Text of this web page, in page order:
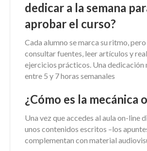
dedicar a la semana
aprobar el curso?
Cada alumno se marca su ritmo,
consultar fuentes, leer artículos y
ejercicios prácticos. Una dedicación
entre 5 y 7 horas semanales
¿Cómo es la mecánica
Una vez que accedes al aula on-line
unos contenidos escritos –los
complementan con material